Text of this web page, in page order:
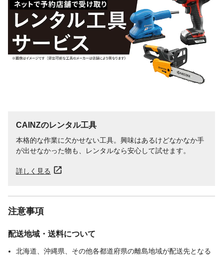
CAINZのレンタル工具
本格的な作業に欠かせない工具。興味はあるけどなかなか手
が出せなかった物も、レンタルなら安心して試せます。
詳しく見る
注意事項
配送地域・送料について
北海道、沖縄県、その他各都道府県の離島地域が配送先となる